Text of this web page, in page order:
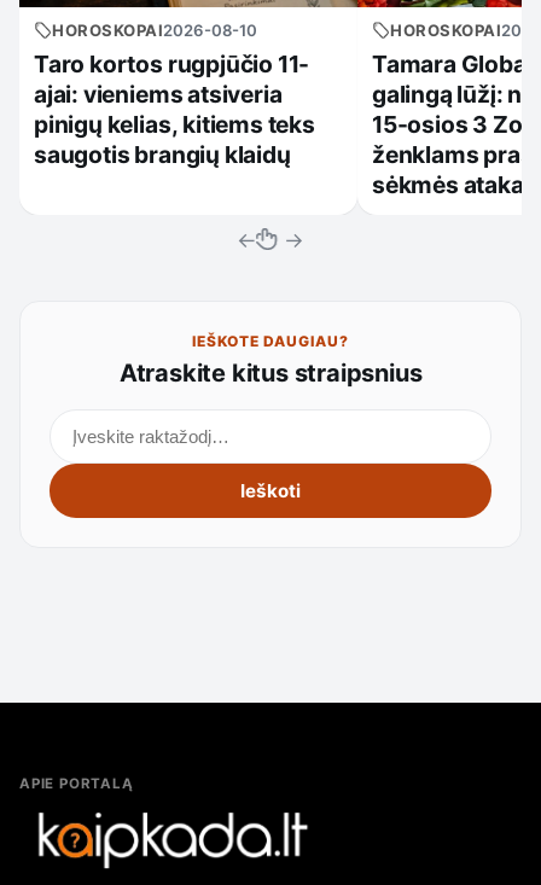
HOROSKOPAI2026-08-10
Taro kortos rugpjūčio 11-
ajai: vieniems atsiveria
pinigų kelias, kitiems teks
saugotis brangių klaidų
HOROSKOPAI
Tamara Globa
galingą lūžį:
15-osios 3
ženklams
sėkmės ataka
← →
IEŠKOTE DAUGIAU?
Atraskite kitus straipsnius
Ieškoti
APIE PORTALĄ